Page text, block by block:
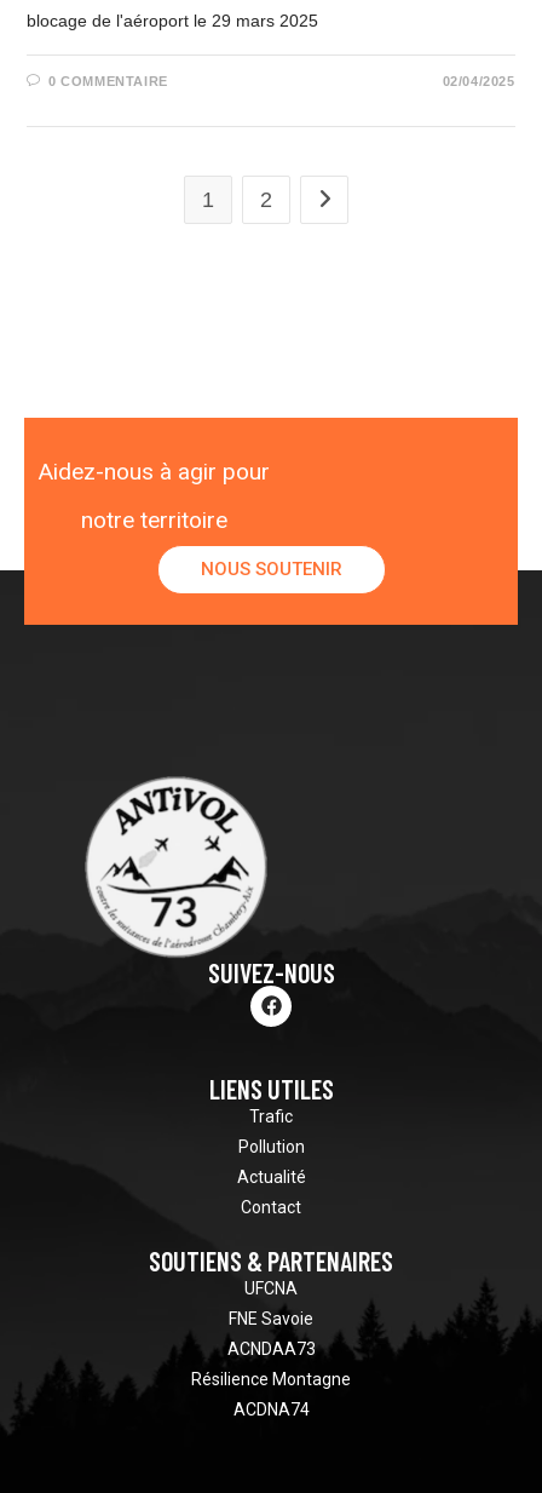
blocage de l'aéroport le 29 mars 2025
0 COMMENTAIRE 02/04/2025
1 2
Aidez-nous à agir pour
notre territoire
NOUS SOUTENIR
SUIVEZ-NOUS
LIENS UTILES
Trafic
Pollution
Actualité
Contact
SOUTIENS & PARTENAIRES
UFCNA
FNE Savoie
ACNDAA73
Résilience Montagne
ACDNA74